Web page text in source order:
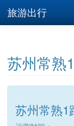
旅游出行
苏州常熟
苏州常熟1